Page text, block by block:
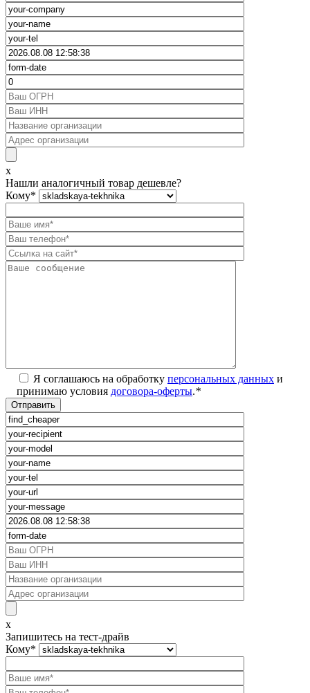
x
Нашли аналогичный товар дешевле?
Кому*
Я соглашаюсь на обработку персональных данных и
принимаю условия договора-оферты.*
x
Запишитесь на тест-драйв
Кому*